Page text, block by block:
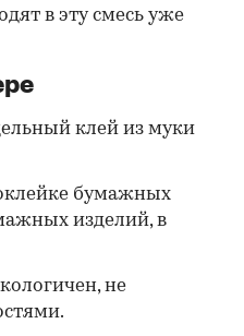
в эту смесь уже
клей из муки
бумажных
изделий, в
не